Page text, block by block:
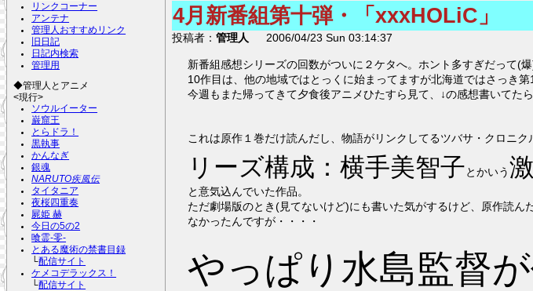
リンクコーナー
アンテナ
管理人おすすめリンク
旧日記
日記内検索
管理用
◆管理人とアニメ
<現行>
ソウルイーター
巌窟王
とらドラ！
黒執事
かんなぎ
銀魂
NARUTO疾風伝
タイタニア
夜桜四重奏
屍姫 赫
今日の5の2
喰霊-零-
とある魔術の禁書目録
└配信サイト
ケメコデラックス！
└配信サイト
4月新番組第十弾・「xxxHOLiC」
投稿者：管理人 2006/04/23 Sun 03:14:37
新番組感想シリーズの回数がついに２ケタへ。ホント多すぎだって(
10作目は、他の地域ではとっくに始まってますが北海道ではさっき
今週もまた帰ってきて夕食後アニメひたすら見て、↓の感想書いて
これは原作１巻だけ読んだし、物語がリンクしてるツバサ・クロニ
リーズ構成：横手美智子とかいう
と意気込んでいた作品。
ただ劇場版のとき(見てないけど)にも書いた気がするけど、原作読
なかったんですが・・・・
やっぱり水島監督